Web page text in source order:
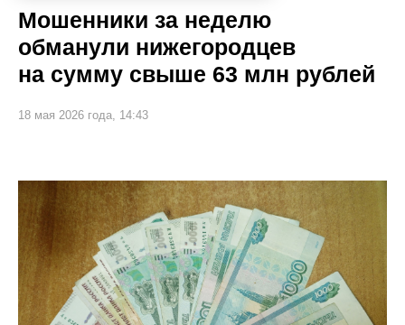
Мошенники за неделю
обманули нижегородцев
на сумму свыше 63 млн рублей
18 мая 2026 года, 14:43